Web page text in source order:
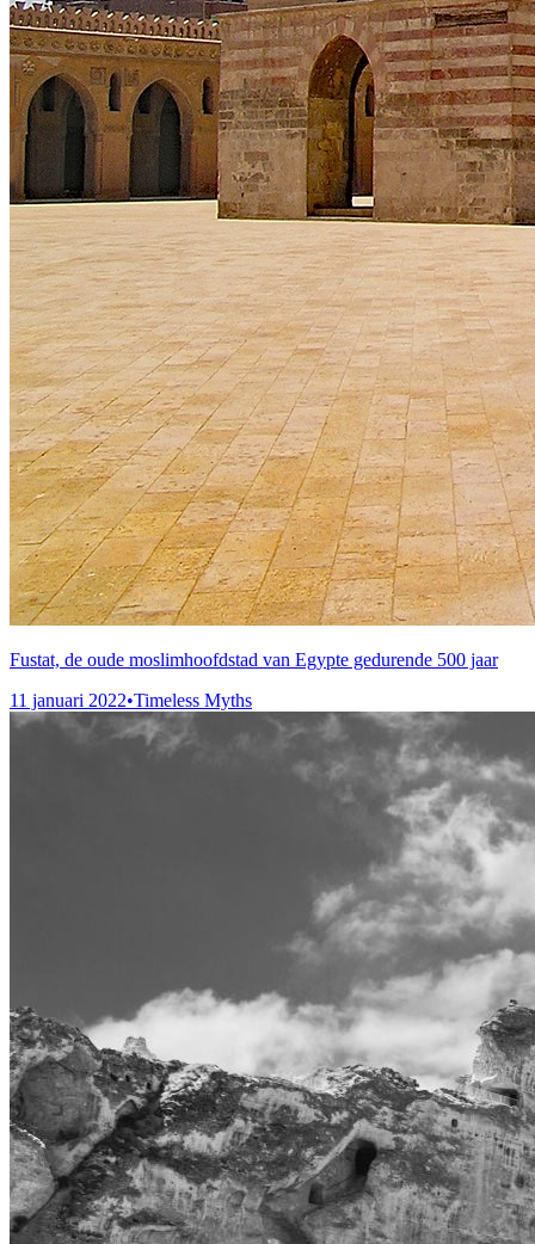
Fustat, de oude moslimhoofdstad van Egypte gedurende 500 jaar
11 januari 2022•Timeless Myths